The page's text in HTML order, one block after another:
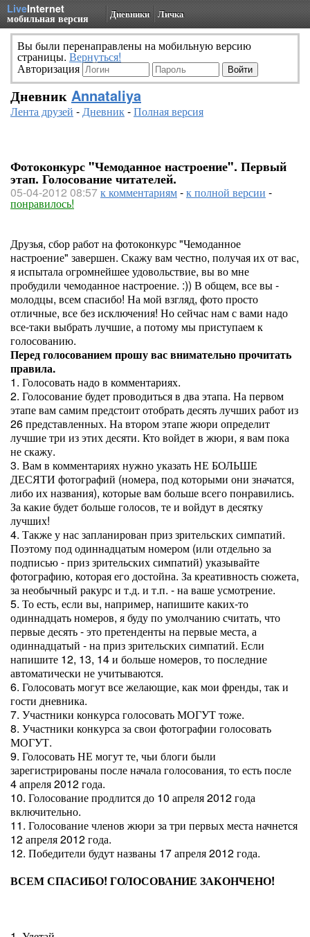
LiveInternet
мобильная версия Дневники Личка
Вы были перенаправлены на мобильную версию
страницы. Вернуться!
Авторизация
Дневник Annataliya
Лента друзей -Дневник-Полная версия
Фотоконкурс "Чемоданное настроение". Первый
этап. Голосование читателей.
05-04-2012 08:57к комментариям-к полной версии -
понравилось!
Друзья, сбор работ на фотоконкурс "Чемоданное
настроение" завершен. Скажу вам честно, получая их от вас,
я испытала огромнейшее удовольствие, вы во мне
пробудили чемоданное настроение. :)) В общем, все вы -
молодцы, всем спасибо! На мой взгляд, фото просто
отличные, все без исключения! Но сейчас нам с вами надо
все-таки выбрать лучшие, а потому мы приступаем к
голосованию.
Перед голосованием прошу вас внимательно прочитать
правила.
1. Голосовать надо в комментариях.
2. Голосование будет проводиться в два этапа. На первом
этапе вам самим предстоит отобрать десять лучших работ из
26 представленных. На втором этапе жюри определит
лучшие три из этих десяти. Кто войдет в жюри, я вам пока
не скажу.
3. Вам в комментариях нужно указать НЕ БОЛЬШЕ
ДЕСЯТИ фотографий (номера, под которыми они значатся,
либо их названия), которые вам больше всего понравились.
За какие будет больше голосов, те и войдут в десятку
лучших!
4. Также у нас запланирован приз зрительских симпатий.
Поэтому под одиннадцатым номером (или отдельно за
подписью - приз зрительских симпатий) указывайте
фотографию, которая его достойна. За креативность сюжета,
за необычный ракурс и т.д. и т.п. - на ваше усмотрение.
5. То есть, если вы, например, напишите каких-то
одиннадцать номеров, я буду по умолчанию считать, что
первые десять - это претенденты на первые места, а
одиннадцатый - на приз зрительских симпатий. Если
напишите 12, 13, 14 и больше номеров, то последние
автоматически не учитываются.
6. Голосовать могут все желающие, как мои френды, так и
гости дневника.
7. Участники конкурса голосовать МОГУТ тоже.
8. Участники конкурса за свои фотографии голосовать
МОГУТ.
9. Голосовать НЕ могут те, чьи блоги были
зарегистрированы после начала голосования, то есть после
4 апреля 2012 года.
10. Голосование продлится до 10 апреля 2012 года
включительно.
11. Голосование членов жюри за три первых места начнется
12 апреля 2012 года.
12. Победители будут названы 17 апреля 2012 года.
ВСЕМ СПАСИБО! ГОЛОСОВАНИЕ ЗАКОНЧЕНО!